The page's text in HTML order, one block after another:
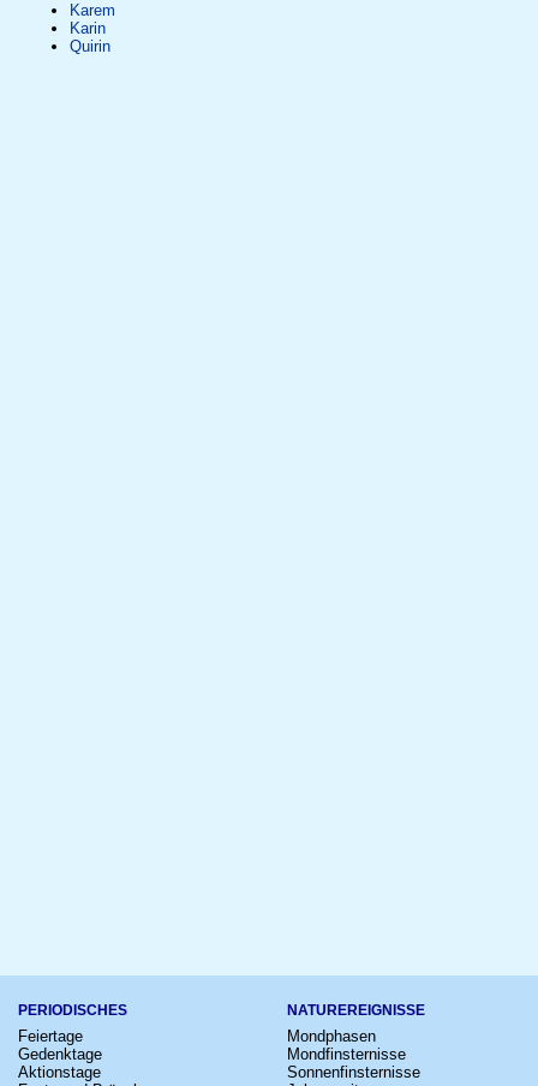
Karem
Karin
Quirin
PERIODISCHES
Feiertage
Gedenktage
Aktionstage
NATUREREIGNISSE
Mondphasen
Mondfinsternisse
Sonnenfinsternisse